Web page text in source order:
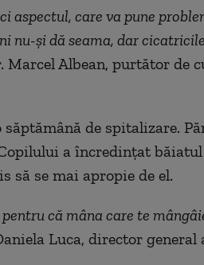
aspectul, care va pune
nu-şi dă seama, dar
Marcel Albean, purtător de
săptămână de spitalizare.
a încredinţat
să se mai apropie de el.
că mâna care te
Luca, director general